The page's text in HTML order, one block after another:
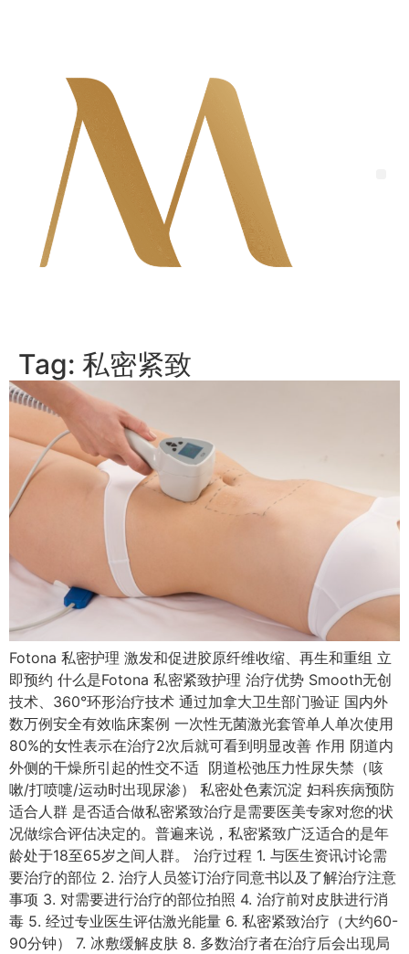
Tag: 私密紧致
Fotona 私密护理 激发和促进胶原纤维收缩、再生和重组 立
即预约 什么是Fotona 私密紧致护理 治疗优势 Smooth无创
技术、360°环形治疗技术 通过加拿大卫生部门验证 国内外
数万例安全有效临床案例 一次性无菌激光套管单人单次使用
80%的女性表示在治疗2次后就可看到明显改善 作用 阴道内
外侧的干燥所引起的性交不适 阴道松弛压力性尿失禁（咳
嗽/打喷嚏/运动时出现尿渗） 私密处色素沉淀 妇科疾病预防
适合人群 是否适合做私密紧致治疗是需要医美专家对您的状
况做综合评估决定的。普遍来说，私密紧致广泛适合的是年
龄处于18至65岁之间人群。 治疗过程 1. 与医生资讯讨论需
要治疗的部位 2. 治疗人员签订治疗同意书以及了解治疗注意
事项 3. 对需要进行治疗的部位拍照 4. 治疗前对皮肤进行消
毒 5. 经过专业医生评估激光能量 6. 私密紧致治疗（大约60-
90分钟） 7. 冰敷缓解皮肤 8. 多数治疗者在治疗后会出现局